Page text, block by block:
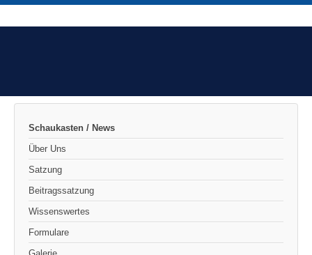
Schaukasten / News
Über Uns
Satzung
Beitragssatzung
Wissenswertes
Formulare